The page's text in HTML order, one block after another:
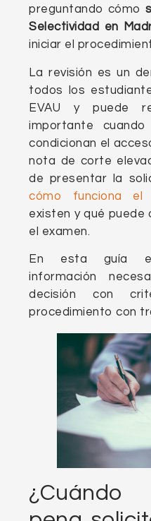
preguntando cómo
Selectividad en
iniciar el
La revisión es un
todos los
EVAU y puede
importante
condicionan el
nota de corte
de presentar la
cómo funciona el
existen y qué puede
el examen.
En esta guía
información
decisión con
procedimiento con